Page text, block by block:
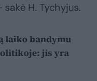
H. Tychyjus.
laiko bandymu
jis yra